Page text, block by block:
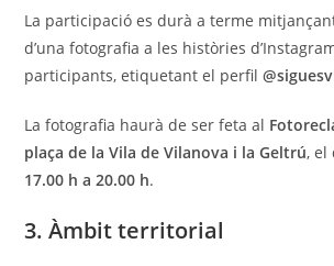
La participació es durà a terme
d’una fotografia a les històries
participants, etiquetant el perfil
La fotografia haurà de ser feta al
plaça de la Vila de Vilanova i la Geltrú, el
17.00 h a 20.00 h.
3. Àmbit territorial